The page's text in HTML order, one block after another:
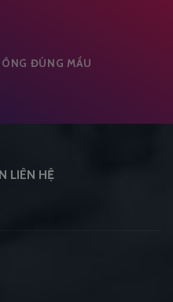
ĐÚNG MẦU
LIÊN HỆ